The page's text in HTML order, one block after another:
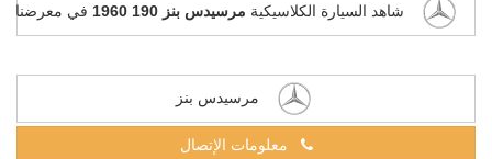
شاهد السيارة الكلاسيكية مرسيدس بنز 190 1960 في معرضنا
مرسيدس بنز
معلومات الإتصال